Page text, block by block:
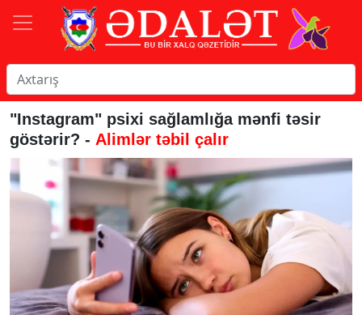
"Instagram" psixi sağlamlığa mənfi təsir
göstərir? - Alimlər təbil çalır